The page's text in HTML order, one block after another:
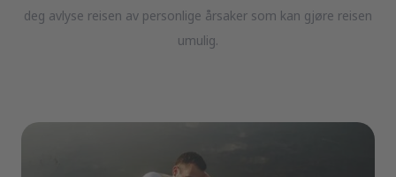
deg avlyse reisen av personlige årsaker som kan gjøre reisen
umulig.